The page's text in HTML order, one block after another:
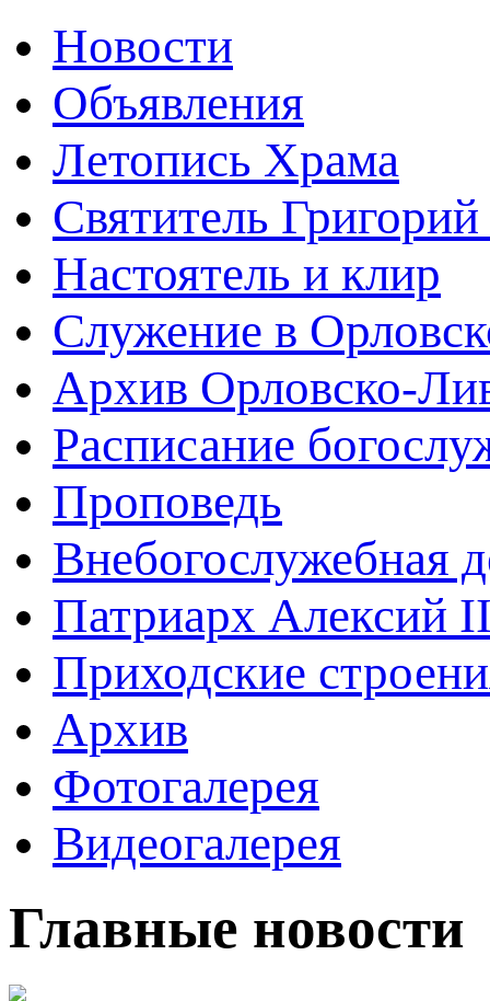
Новости
Объявления
Летопись Храма
Святитель
Настоятель и клир
Служение в
Архив Орловско-
Расписание
Проповедь
Внебогослужебная
Патриарх Алексий
Приходские
Архив
Фотогалерея
Видеогалерея
Главные новости